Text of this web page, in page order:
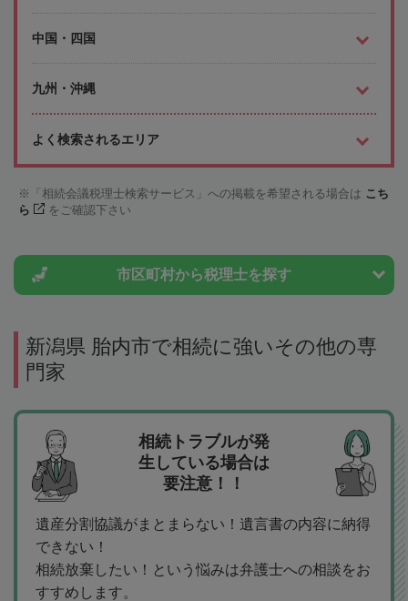
中国・四国
九州・沖縄
よく検索されるエリア
「相続会議税理士検索サービス」への掲載を希望される場合は こち
ら
をご確認下さい
市区町村から税理士を探す
新潟県 胎内市で相続に強いその他の専
門家
相続トラブルが発
生している場合は
要注意！！
遺産分割協議がまとまらない！遺言書の内容に納得
できない！
相続放棄したい！という悩みは弁護士への相談をお
すすめします。